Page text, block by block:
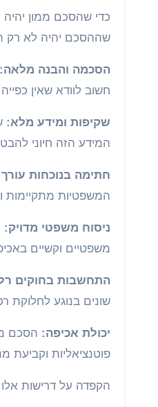
כדי שהסכם ממון
שההסכם יהיה לא רק
הסכמה והבנה מלאה:
חשוב לוודא שאין
שקיפות ומידע מלא:
המידע הזה חיוני
חתימה בנוכחות עורך
המשפטיות מתקיימות
ניסוח משפטי מדויק:
משפטיים וקשיים
התחשבות בחוקים
שונים בנוגע לחלוקת
יכולת אכיפה: הסכם
פוטנציאליות וקביעת
הקפדה על דרישות